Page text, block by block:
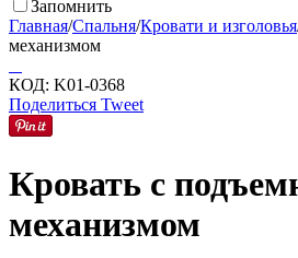
Запомнить
Главная/Спальня/Кровати и изголовья
механизмом
КОД: K01-0368
Поделиться Tweet
Кровать с
механизмом